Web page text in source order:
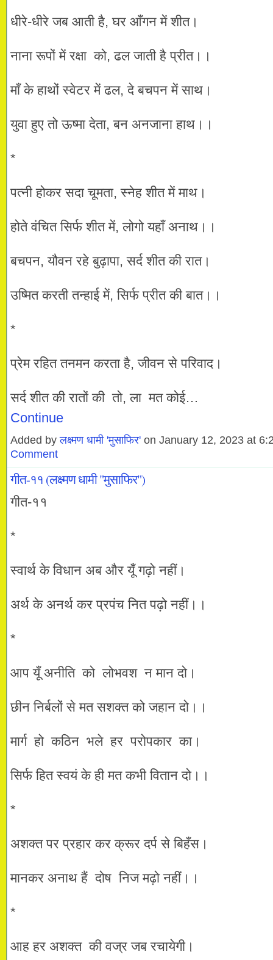
धीरे-धीरे जब आती है, घर आँगन में शीत।
नाना रूपों में रक्षा को, ढल जाती है प्रीत।।
माँ के हाथों स्वेटर में ढल, दे बचपन में साथ।
युवा हुए तो ऊष्मा देता, बन अनजाना हाथ।।
*
पत्नी होकर सदा चूमता, स्नेह शीत में माथ।
होते वंचित सिर्फ शीत में, लोगो यहाँ अनाथ।।
बचपन, यौवन रहे बुढ़ापा, सर्द शीत की रात।
उष्मित करती तन्हाई में, सिर्फ प्रीत की बात।।
*
प्रेम रहित तनमन करता है, जीवन से परिवाद।
सर्द शीत की रातों की तो, ला मत कोई…
Continue
Added byलक्ष्मण धामी 'मुसाफिर' on January 12, 2023 at
Comment
गीत-११ (लक्ष्मण धामी "मुसाफिर")
गीत-११
*
स्वार्थ के विधान अब और यूँ गढ़ो नहीं।
अर्थ के अनर्थ कर प्रपंच नित पढ़ो नहीं।।
*
आप यूँ अनीति को लोभवश न मान दो।
छीन निर्बलों से मत सशक्त को जहान दो।।
मार्ग हो कठिन भले हर परोपकार का।
सिर्फ हित स्वयं के ही मत कभी वितान दो।।
*
अशक्त पर प्रहार कर क्रूर दर्प से बिहँस।
मानकर अनाथ हैं दोष निज मढ़ो नहीं।।
*
आह हर अशक्त की वज्र जब रचायेगी।